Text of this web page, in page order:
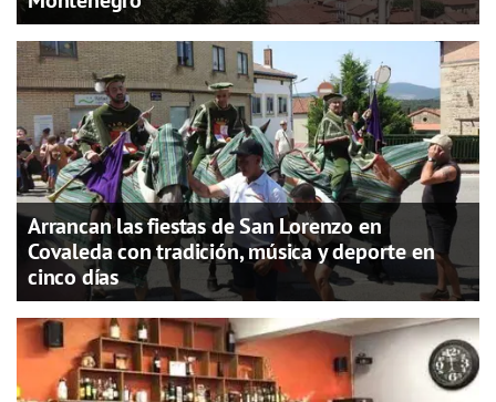
Arrancan las fiestas de San Lorenzo en
Covaleda con tradición, música y deporte en
cinco días